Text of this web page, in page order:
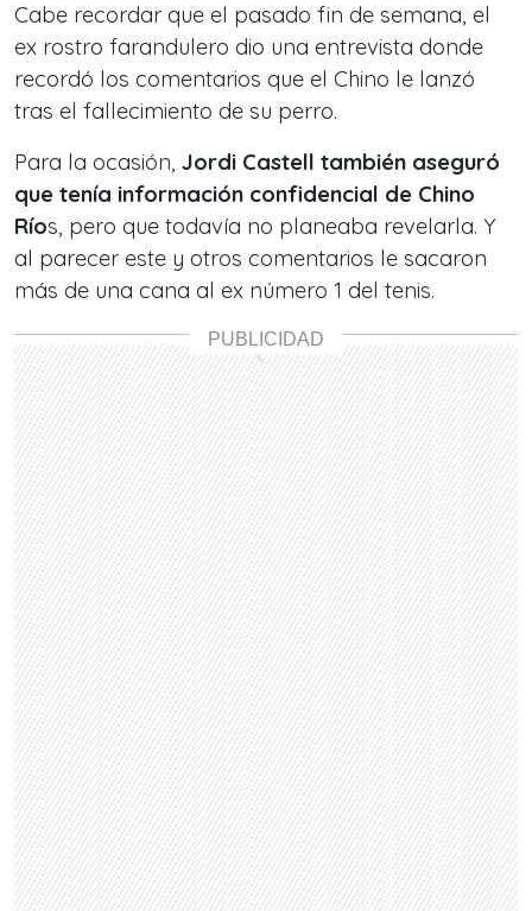
Cabe recordar que el pasado fin de semana, el
ex rostro farandulero dio una entrevista donde
recordó los comentarios que el Chino le lanzó
tras el fallecimiento de su perro.
Para la ocasión, Jordi Castell también aseguró
que tenía información confidencial de Chino
Ríos, pero que todavía no planeaba revelarla. Y
al parecer este y otros comentarios le sacaron
más de una cana al ex número 1 del tenis.